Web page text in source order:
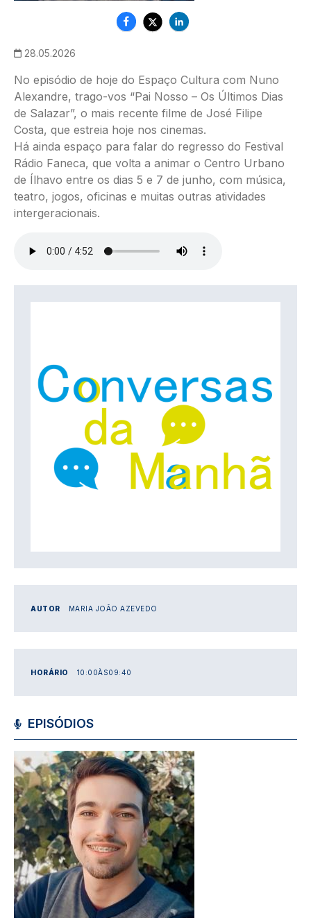
28.05.2026
No episódio de hoje do Espaço Cultura com Nuno
Alexandre, trago-vos “Pai Nosso – Os Últimos Dias
de Salazar”, o mais recente filme de José Filipe
Costa, que estreia hoje nos cinemas.
Há ainda espaço para falar do regresso do Festival
Rádio Faneca, que volta a animar o Centro Urbano
de Ílhavo entre os dias 5 e 7 de junho, com música,
teatro, jogos, oficinas e muitas outras atividades
intergeracionais.
AUTOR MARIA JOÃO AZEVEDO
HORÁRIO 10:00ÀS09:40
EPISÓDIOS
Imagem